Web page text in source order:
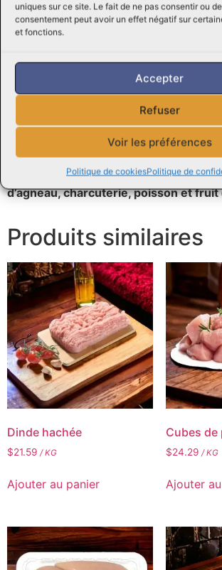
uniques sur ce site. Le fait de ne pas consentir ou
consentement peut avoir un effet négatif sur
et fonctions.
Accepter
Refuser
Voir les préférences
Politique de cookiesPolitique de
prochaine visite à la boucherie et
par leur saveur authentique et leur
Boîtes Écono
Chez Boucherie Viandes Perreault, la
priorité. Chaque pièce de viande est
avec soin pour garantir une fraîcheur
goût irrésistible. Vous y trouverez un
assortiment de viandes de bœuf, de
d’agneau, charcuterie, poisson et fruit
Produits similaires
Dinde hachée
$21.59 / KG
Ajouter au panier
Cubes de
$24.29 / KG
Ajouter